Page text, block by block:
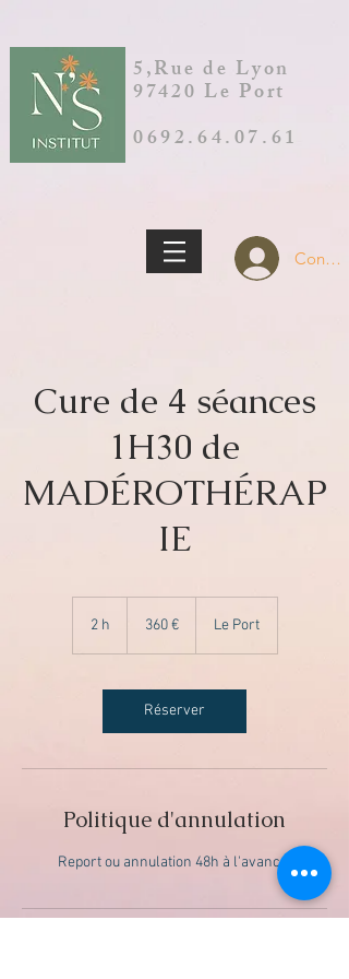
5,Rue de Lyon
97420 Le Port
0692.64.07.61
Cure de 4 séances
1H30 de
MADÉROTHÉRAP
IE
2 h 360 € Le Port
Réserver
Politique d'annulation
Report ou annulation 48h à l'avance.